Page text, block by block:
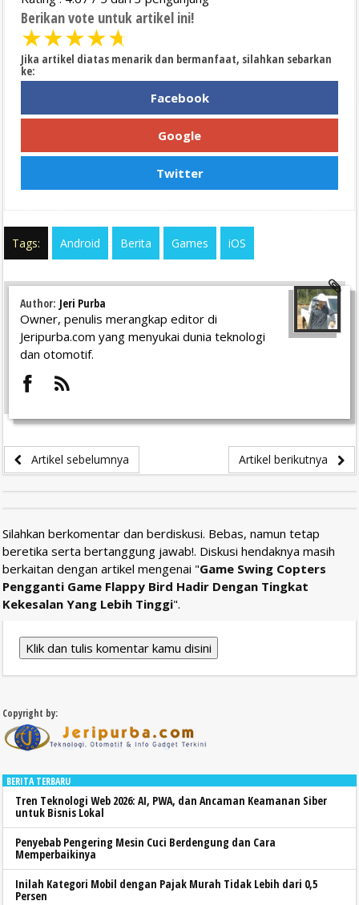
Berikan vote untuk artikel ini!
★★★★★
Jika artikel diatas menarik dan bermanfaat, silahkan sebarkan
ke:
Facebook
Google
Twitter
Tags: Android Berita Games iOS
Author: Jeri Purba
Owner, penulis merangkap editor di
Jeripurba.com yang menyukai dunia teknologi
dan otomotif.
Artikel sebelumnya Artikel berikutnya
Silahkan berkomentar dan berdiskusi. Bebas, namun tetap
beretika serta bertanggung jawab!. Diskusi hendaknya masih
berkaitan dengan artikel mengenai "Game Swing Copters
Pengganti Game Flappy Bird Hadir Dengan Tingkat
Kekesalan Yang Lebih Tinggi".
Klik dan tulis komentar kamu disini
Copyright by:
BERITA TERBARU
Tren Teknologi Web 2026: AI, PWA, dan Ancaman Keamanan Siber
untuk Bisnis Lokal
Penyebab Pengering Mesin Cuci Berdengung dan Cara
Memperbaikinya
Inilah Kategori Mobil dengan Pajak Murah Tidak Lebih dari 0,5
Persen